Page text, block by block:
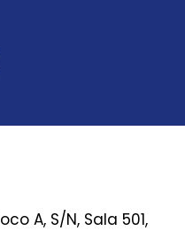
A, S/N, Sala 501,